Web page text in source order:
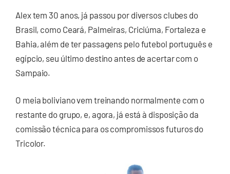
Alex tem 30 anos, já passou por diversos clubes do
Brasil, como Ceará, Palmeiras, Criciúma, Fortaleza e
Bahia, além de ter passagens pelo futebol português e
egípcio, seu último destino antes de acertar com o
Sampaio.
O meia boliviano vem treinando normalmente com o
restante do grupo, e, agora, já está à disposição da
comissão técnica para os compromissos futuros do
Tricolor.